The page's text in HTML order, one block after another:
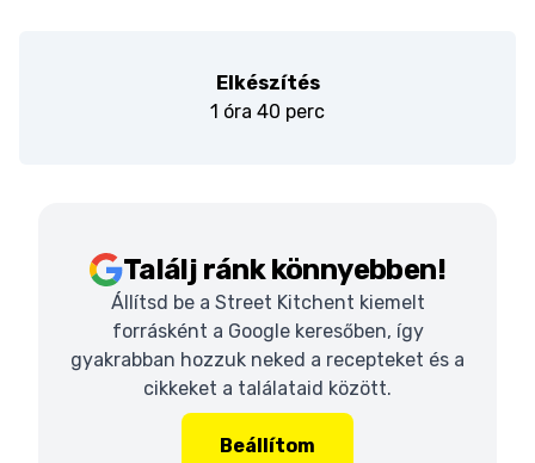
Elkészítés
1 óra 40 perc
Találj ránk könnyebben!
Állítsd be a Street Kitchent kiemelt
forrásként a Google keresőben, így
gyakrabban hozzuk neked a recepteket és a
cikkeket a találataid között.
Beállítom